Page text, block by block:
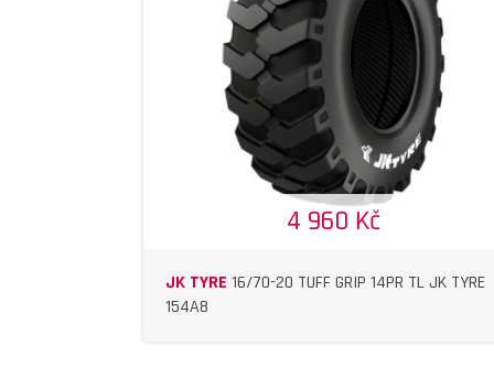
4 960 Kč
JK TYRE 16/70-20 TUFF GRIP 14PR TL JK TYRE
154A8
DETAIL